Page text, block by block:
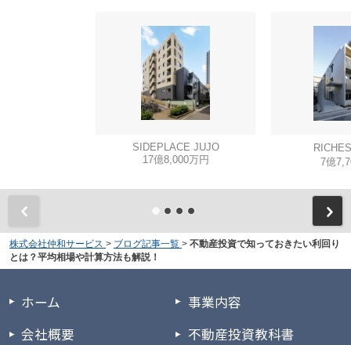
SIDEPLACE JUJO
17億8,000万円
7億
株式会社仲和サービス > ブログ記事一覧 > 不動産投資で知っておきたい利回り
とは？平均相場や計算方法も解説！
ホーム
会社概要
事業内容
不動産投資教科書